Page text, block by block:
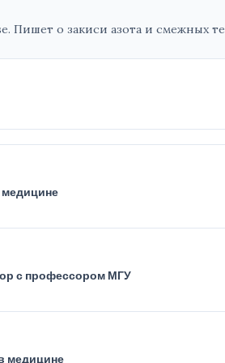
Пишет о закиси азота и смежных
медицине
с профессором МГУ
медицине